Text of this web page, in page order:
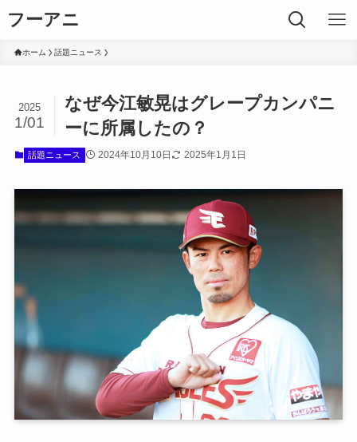
フーアニ
ホーム 話題ニュース
なぜ今江敏晃はグレープカンパニ
ーに所属したの？
2025
1/01
話題ニュース 2024年10月10日 2025年1月1日